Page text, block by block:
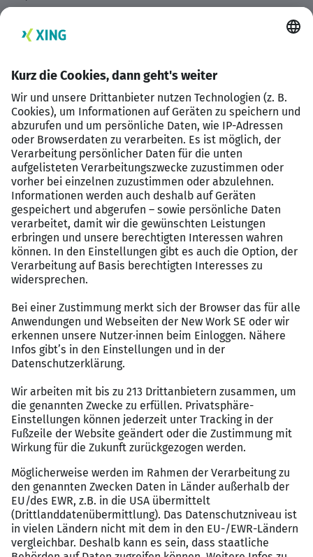
eigenständige Arbeitsweise
Sprachen:
Deutsch: Muttersprachniveau
Englisch: Sehr gut
Ihr Kontakt:
Marcus Schäfer
SAP Recruitment Specialist
E-Mail: m.schaefer@karesources.com
https://karesources.com
KA Resources
KA Resources ist seit über 12 Jahren auf die Vermittlung
von IT Fachkräften spezialisiert. Wir bringen Sie direkt
effizient und vor allem persönlich. Dabei profitieren Sie
von individueller Karriereberatung, ehrlichem Feedback
und einem klaren Bild Ihres potenziellen Arbeitgebers,
schon lange bevor das erste Gespräch stattfindet.
Eine Vorstellung Ihrer Unterlagen bei unserem
Auftraggeber erfolgt selbstverständlich erst nach einem
persönlichen Gespräch mit Ihnen. Weitere
Informationen zu unserem Vermittlungsprozess finden
Sie unter:www.karesources.com/vermittlungsprozess